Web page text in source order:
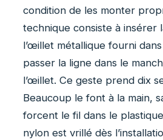
condition de les monter
technique consiste à insérer
l’œillet métallique fourni
passer la ligne dans le
l’œillet. Ce geste prend dix
Beaucoup le font à la main,
forcent le fil dans le
nylon est vrillé dès